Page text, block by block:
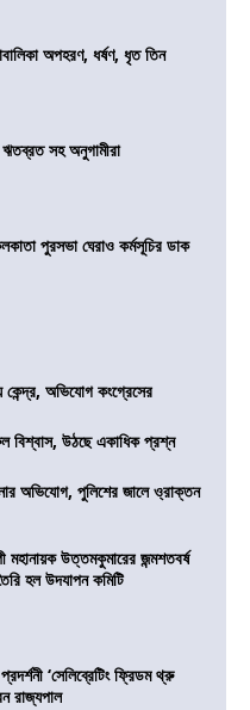
অপহরণ, ধর্ষণ, ধৃত তিন
ঋতব্রত সহ অনুগামীরা
পুরসভা ঘেরাও কর্মসূচির ডাক
অভিযোগ কংগ্রেসের
বিশ্বাস, উঠছে একাধিক প্রশ্ন
অভিযোগ, পুলিশের জালে ও্রাক্তন
মহানায়ক উত্তমকুমারের জন্মশতবর্ষ
হল উদযাপন কমিটি
‘সেলিব্রেটিং ফ্রিডম থ্রু
রাজ্যপাল